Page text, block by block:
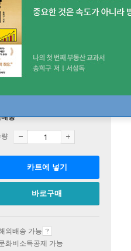
중
량
카트에 넣기
바로구매
외배송 가능
화비소득공제 가능